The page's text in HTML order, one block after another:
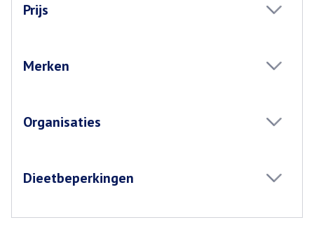
Prijs
Merken
Organisaties
Dieetbeperkingen